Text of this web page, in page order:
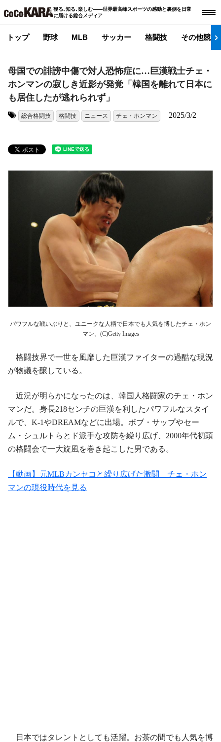
観る､知る､楽しむ――世界最高峰スポーツの感動と裏側を日常
に届ける総合メディア
トップ 野球 MLB サッカー 格闘技 その他競技
母国での誹謗中傷で対人恐怖症に…巨漢戦士チェ・
ホンマンの寂しき近影が発覚「韓国を離れて日本に
も居住したが逃れられず」
総合格闘技 格闘技 ニュース チェ・ホンマン 2025/3/2
パワフルな戦いぶりと、ユニークな人柄で日本でも人気を博したチェ・ホン
マン。(C)Getty Images
格闘技界で一世を風靡した巨漢ファイターの過酷な現況
が物議を醸している。
近況が明らかになったのは、韓国人格闘家のチェ・ホン
マンだ。身長218センチの巨漢を利したパワフルなスタイ
ルで、K-1やDREAMなどに出場。ボブ・サップやセー
ム・シュルトらとド派手な攻防を繰り広げ、2000年代初頭
の格闘会で一大旋風を巻き起こした男である。
【動画】元MLBカンセコと繰り広げた激闘 チェ・ホン
マンの現役時代を見る
日本ではタレントとしても活躍。お茶の間でも人気を博